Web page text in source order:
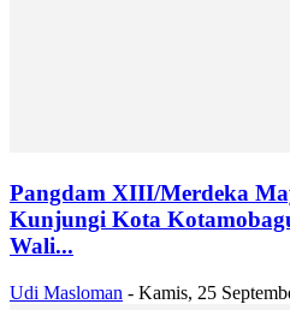
Pangdam XIII/Merdeka
Kunjungi Kota
Wali...
Udi Masloman - Kamis, 25